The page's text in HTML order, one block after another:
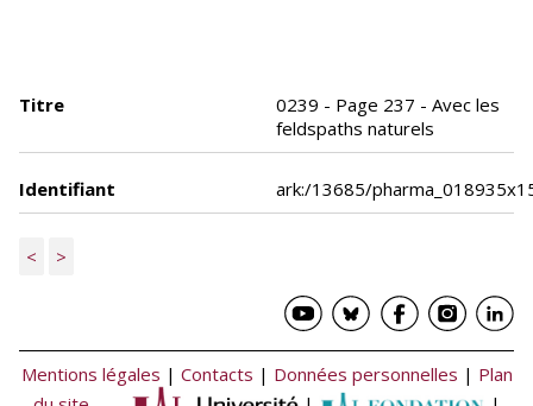
Titre
0239 - Page 237 - Avec les
feldspaths naturels
Identifiant ark:/13685/
< >
Mentions légales | Contacts | Données personnelles | Plan